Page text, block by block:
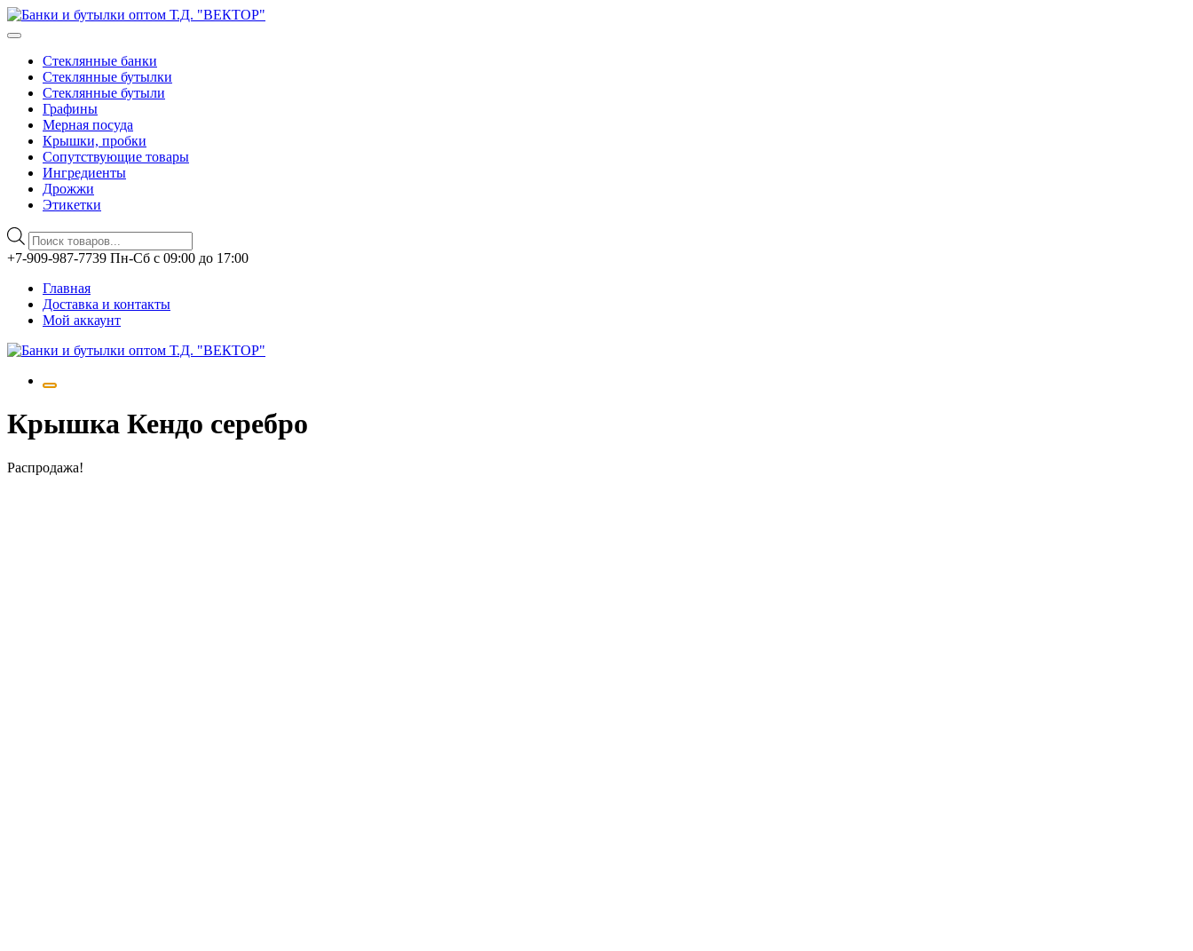
Стеклянные банки
Стеклянные бутылки
Стеклянные бутыли
Графины
Мерная посуда
Крышки, пробки
Сопутствующие товары
Ингредиенты
Дрожжи
Этикетки
Поиск
товаров
Перейти
содержимому
+7-909-987-7739 Пн-Сб с 09:00 до 17:00
Главная
Доставка и контакты
Мой аккаунт
Крышка Кендо серебро
Распродажа!